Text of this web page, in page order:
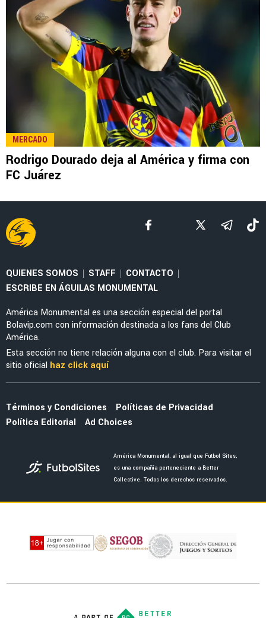
LEE TAMBIÉN
MERCADO
La millonada que América tendría que pagar
por el fichaje de Jáminton Campaz